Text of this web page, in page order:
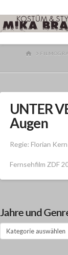
HOME
UNTER
Augen
Regie: Florian Kern
Fernsehfilm ZDF
Jahre und
Jahre
und